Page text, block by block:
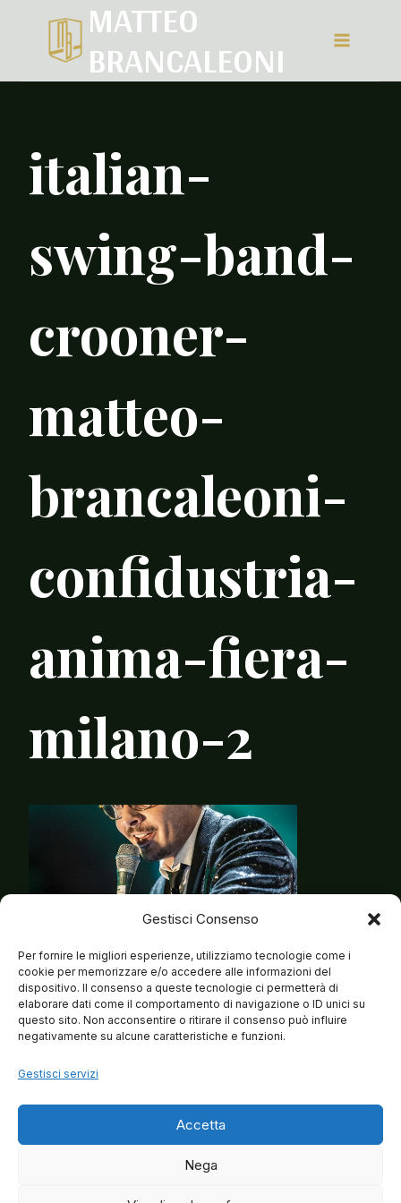
Gestisci Consenso
Per fornire le migliori esperienze, utilizziamo tecnologie come i
cookie per memorizzare e/o accedere alle informazioni del
dispositivo. Il consenso a queste tecnologie ci permetterà di
elaborare dati come il comportamento di navigazione o ID unici su
questo sito. Non acconsentire o ritirare il consenso può influire
negativamente su alcune caratteristiche e funzioni.
Gestisci servizi
Accetta
Nega
MATTEO
BRANCALEONI
italian-
swing-band-
crooner-
matteo-
brancaleoni-
confidustria-
anima-fiera-
milano-2